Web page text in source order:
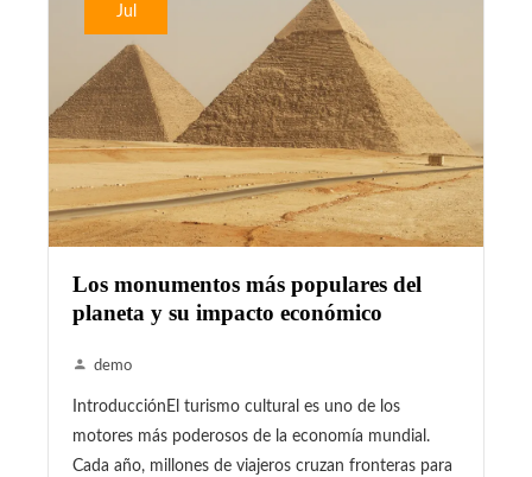
Jul
Los monumentos más populares del
planeta y su impacto económico
demo
IntroducciónEl turismo cultural es uno de los
motores más poderosos de la economía mundial.
Cada año, millones de viajeros cruzan fronteras para